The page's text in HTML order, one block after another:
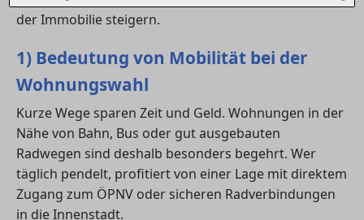
der Immobilie steigern.
1) Bedeutung von Mobilität bei der
Wohnungswahl
Kurze Wege sparen Zeit und Geld. Wohnungen in der
Nähe von Bahn, Bus oder gut ausgebauten
Radwegen sind deshalb besonders begehrt. Wer
täglich pendelt, profitiert von einer Lage mit direktem
Zugang zum ÖPNV oder sicheren Radverbindungen
in die Innenstadt.